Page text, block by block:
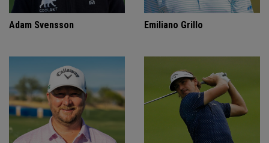
Adam Svensson Emiliano Grillo